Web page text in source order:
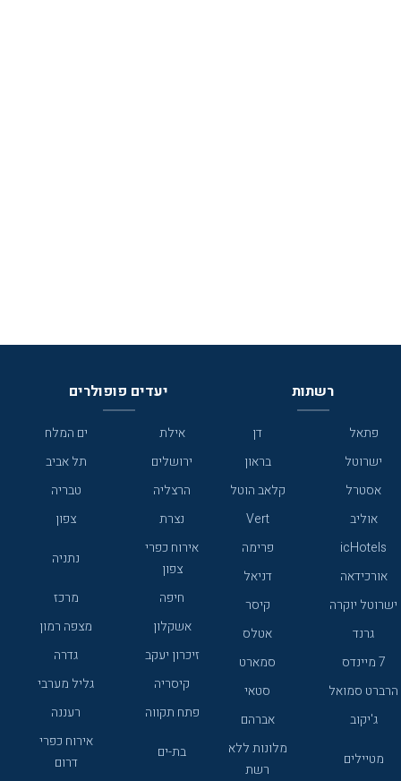
רשתות
פתאל
דן
ישרוטל
בראון
אסטרל
קלאב הוטל
אוליב
Vert
icHotels
פרימה
אורכידאה
דניאל
ישרוטל יוקרה
קיסר
גרנד
אטלס
7 מיינדס
סמארט
הרברט סמואל
סטאי
ג'יקוב
אברהם
מטיילים
מלונות ללא
רשת
יעדים פופולרים
אילת
ים המלח
ירושלים
תל אביב
הרצליה
טבריה
נצרת
צפון
אירוח כפרי
צפון
נתניה
חיפה
מרכז
אשקלון
מצפה רמון
זיכרון יעקב
גדרה
קיסריה
גליל מערבי
פתח תקווה
רעננה
בת-ים
אירוח כפרי
דרום